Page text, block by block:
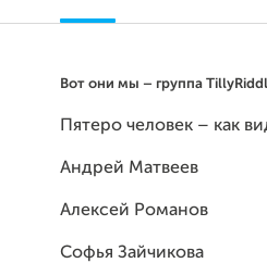
Вот они мы – группа
Пятеро человек – как
Андрей Матвеев
Алексей Романов
Софья Зайчикова